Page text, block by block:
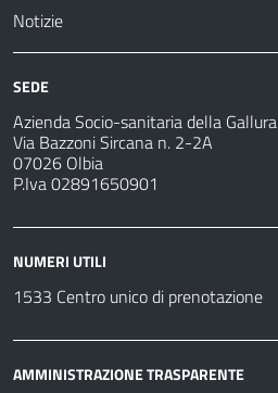
Notizie
SEDE
Azienda Socio-sanitaria della Gallura
Via Bazzoni Sircana n. 2-2A
07026 Olbia
P.Iva 02891650901
NUMERI UTILI
1533 Centro unico di prenotazione
AMMINISTRAZIONE TRASPARENTE